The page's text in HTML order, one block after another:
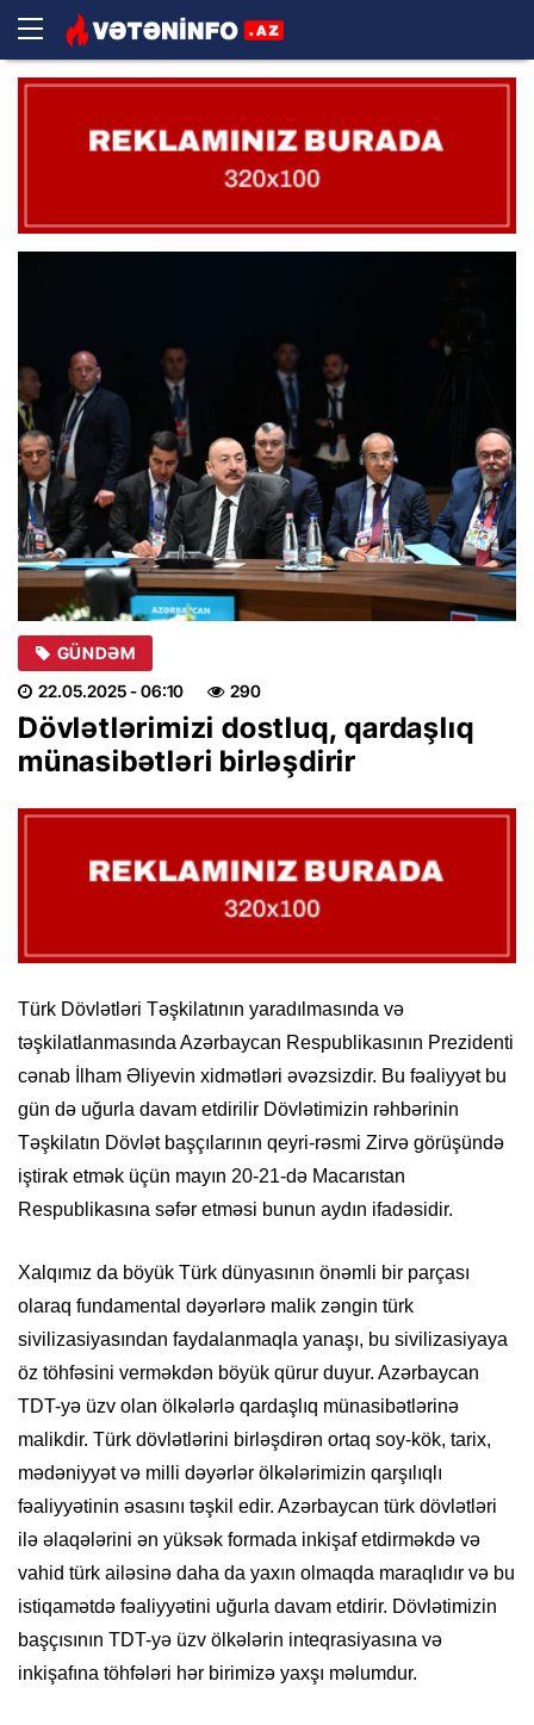
GÜNDƏM
22.05.2025- 06:10 290
Dövlətlərimizi dostluq, qardaşlıq
münasibətləri birləşdirir
Türk Dövlətləri Təşkilatının yaradılmasında və
təşkilatlanmasında Azərbaycan Respublikasının Prezidenti
cənab İlham Əliyevin xidmətləri əvəzsizdir. Bu fəaliyyət bu
gün də uğurla davam etdirilir Dövlətimizin rəhbərinin
Təşkilatın Dövlət başçılarının qeyri-rəsmi Zirvə görüşündə
iştirak etmək üçün mayın 20-21-də Macarıstan
Respublikasına səfər etməsi bunun aydın ifadəsidir.
Xalqımız da böyük Türk dünyasının önəmli bir parçası
olaraq fundamental dəyərlərə malik zəngin türk
sivilizasiyasından faydalanmaqla yanaşı, bu sivilizasiyaya
öz töhfəsini verməkdən böyük qürur duyur. Azərbaycan
TDT-yə üzv olan ölkələrlə qardaşlıq münasibətlərinə
malikdir. Türk dövlətlərini birləşdirən ortaq soy-kök, tarix,
mədəniyyət və milli dəyərlər ölkələrimizin qarşılıqlı
fəaliyyətinin əsasını təşkil edir. Azərbaycan türk dövlətləri
ilə əlaqələrini ən yüksək formada inkişaf etdirməkdə və
vahid türk ailəsinə daha da yaxın olmaqda maraqlıdır və bu
istiqamətdə fəaliyyətini uğurla davam etdirir. Dövlətimizin
başçısının TDT-yə üzv ölkələrin inteqrasiyasına və
inkişafına töhfələri hər birimizə yaxşı məlumdur.